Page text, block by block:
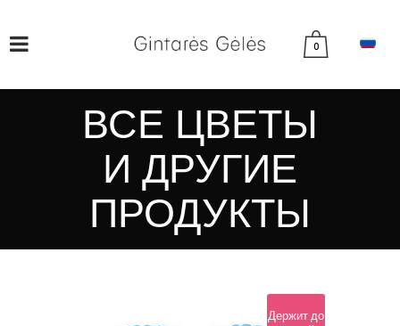
0
ВСЕ ЦВЕТЫ
И ДРУГИЕ
ПРОДУКТЫ
Держит до